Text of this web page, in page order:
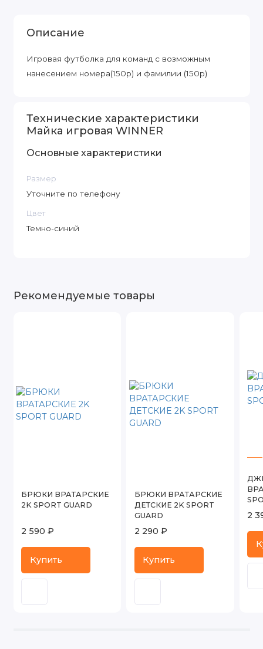
Описание
Игровая футболка для команд с возможным
нанесением номера(150р) и фамилии (150р)
Технические характеристики
Майка игровая WINNER
Основные характеристики
Размер
Уточните по телефону
Цвет
Темно-синий
Рекомендуемые товары
БРЮКИ ВРАТАРСКИЕ
2K SPORT GUARD
2 590 ₽
Купить
БРЮКИ ВРАТАРСКИЕ
ДЕТСКИЕ 2K SPORT
GUARD
2 290 ₽
Купить
2